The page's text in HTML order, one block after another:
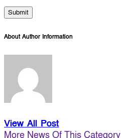
About Author Information
View All Post
More News Of This Category